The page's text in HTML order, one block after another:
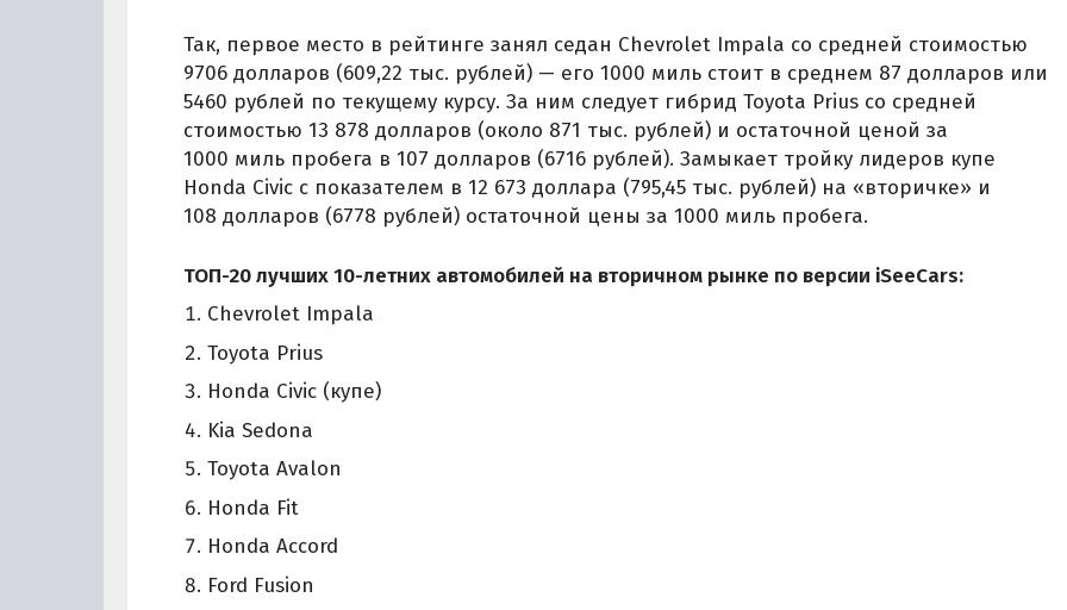
Так, первое место в рейтинге занял седан Chevrolet Impala со средней стоимостью
9706 долларов (609,22 тыс. рублей) — его 1000 миль стоит в среднем 87 долларов или
5460 рублей по текущему курсу. За ним следует гибрид Toyota Prius со средней
стоимостью 13 878 долларов (около 871 тыс. рублей) и остаточной ценой за
1000 миль пробега в 107 долларов (6716 рублей). Замыкает тройку лидеров купе
Honda Civic с показателем в 12 673 доллара (795,45 тыс. рублей) на «вторичке» и
108 долларов (6778 рублей) остаточной цены за 1000 миль пробега.
ТОП-20 лучших 10-летних автомобилей на вторичном рынке по версии iSeeCars:
Chevrolet Impala
Toyota Prius
Honda Civic (купе)
Kia Sedona
Toyota Avalon
Honda Fit
Honda Accord
Ford Fusion